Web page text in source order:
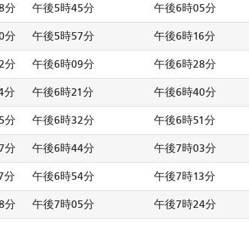
分 午後5時45分 午後6時05分
分 午後5時57分 午後6時16分
分 午後6時09分 午後6時28分
分 午後6時21分 午後6時40分
分 午後6時32分 午後6時51分
分 午後6時44分 午後7時03分
分 午後6時54分 午後7時13分
分 午後7時05分 午後7時24分